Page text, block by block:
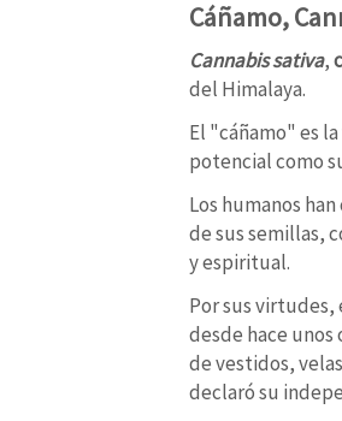
Cáñamo,
Cannabis sativa,
del Himalaya.
El "cáñamo" es
potencial como
Los humanos
de sus semillas,
y espiritual.
Por sus virtudes,
desde hace unos
de vestidos,
declaró su